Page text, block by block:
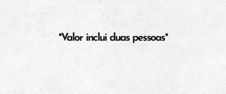
*Valor inclui duas pessoas*